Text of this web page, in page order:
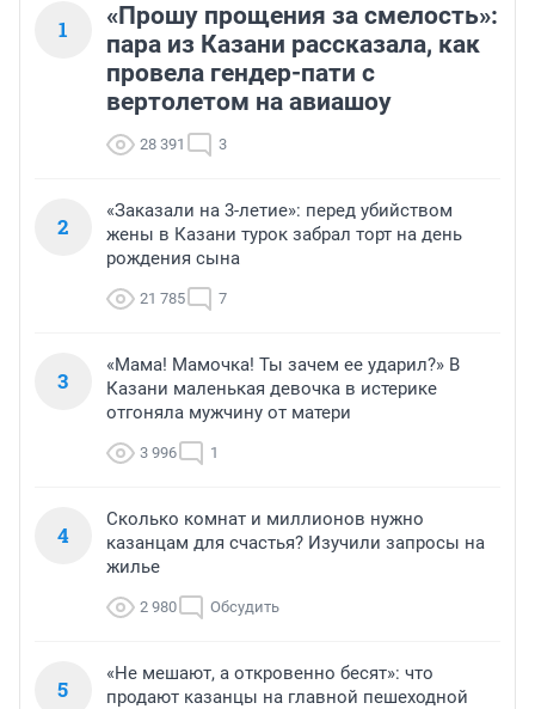
1
«Прошу прощения за смелость»:
пара из Казани рассказала, как
провела гендер-пати с
вертолетом на авиашоу
28 391 3
2
«Заказали на 3-летие»: перед убийством
жены в Казани турок забрал торт на день
рождения сына
21 785 7
3
«Мама! Мамочка! Ты зачем ее ударил?» В
Казани маленькая девочка в истерике
отгоняла мужчину от матери
3 996 1
4
Сколько комнат и миллионов нужно
казанцам для счастья? Изучили запросы на
жилье
2 980 Обсудить
5
«Не мешают, а откровенно бесят»: что
продают казанцы на главной пешеходной